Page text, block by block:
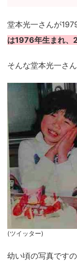
堂本光一さんが
は1976年生まれ
そんな堂本光一さ
(ツイッター)
幼い頃の写真です